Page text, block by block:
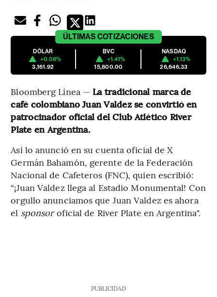
ÚLTIMAS COTIZACIONES
DÓLAR
+0.08%
3,161.92
BVC
+1.41%
15,800.00
NASDAQ
+1.13%
26,646.33
Bloomberg Línea — La tradicional marca de
café colombiano Juan Valdez se convirtió en
patrocinador oficial del Club Atlético River
Plate en Argentina.
Así lo anunció en su cuenta oficial de X
Germán Bahamón, gerente de la Federación
Nacional de Cafeteros (FNC), quien escribió:
“¡Juan Valdez llega al Estadio Monumental! Con
orgullo anunciamos que Juan Valdez es ahora
el sponsoroficial de River Plate en Argentina".
PUBLICIDAD